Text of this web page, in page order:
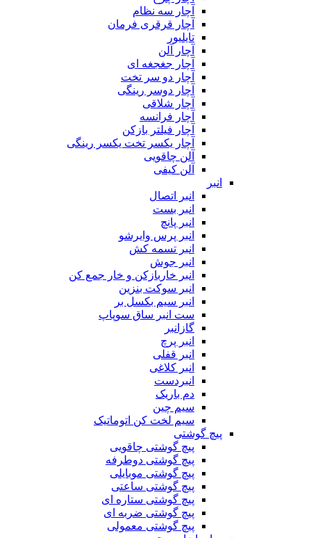
آچار سه نظام
آچار قرقری فرمان
تایلیور
آچار آلن
آچار جغجغه ای
آچار دو سر تخت
آچار دوسر رینگی
آچار شلاقی
آچار فرانسه
آچار فیلتر بازکن
آچار یکسر تخت یکسر رینگی
آلن چاقویی
آلن کیفی
انبر
انبر اتصال
انبر بست
انبر پانچ
انبر پرس وایرشو
انبر تسمه کش
انبر جوش
انبر خاربازکن و خار جمع کن
انبر سوکت بنزین
انبر سیم بکسل بر
ست انبر ساق سوپاپ
گازانبر
انبر پرچ
انبر قفلی
انبر کلاغی
انبردست
دم باریک
سیم چین
سیم لخت کن اتوماتیک
پیچ گوشتی
پیچ گوشتی چاقویی
پیچ گوشتی دوطرفه
پیچ گوشتی موبایلی
پیچ گوشتی ساعتی
پیچ گوشتی ستاره ای
پیچ گوشتی ضربه ای
پیچ گوشتی معمولی